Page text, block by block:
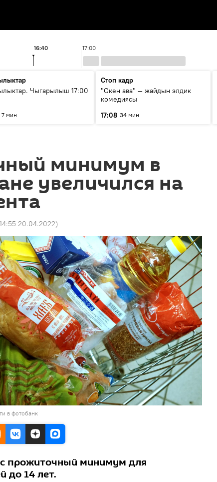
17:00
16:40
Чыгарылыш 17:00
7 мин
Стоп кадр
"Окен ава" — жайдын элдик
комедиясы
17:08 34 мин
минимум в
увеличился на
14:55 20.04.2022)
в фотобанк
прожиточный минимум для
до 14 лет.